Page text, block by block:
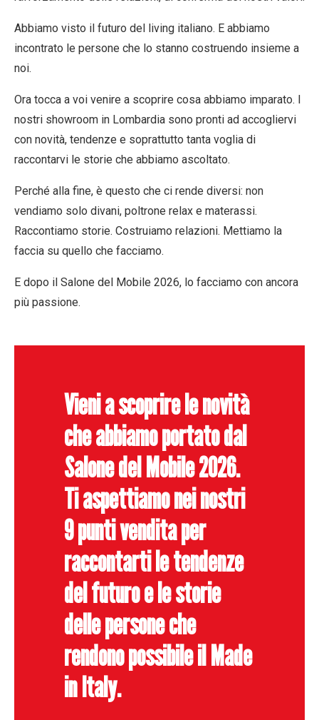
Abbiamo visto il futuro del living italiano. E abbiamo
incontrato le persone che lo stanno costruendo insieme a
noi.
Ora tocca a voi venire a scoprire cosa abbiamo imparato. I
nostri showroom in Lombardia sono pronti ad accogliervi
con novità, tendenze e soprattutto tanta voglia di
raccontarvi le storie che abbiamo ascoltato.
Perché alla fine, è questo che ci rende diversi: non
vendiamo solo divani, poltrone relax e materassi.
Raccontiamo storie. Costruiamo relazioni. Mettiamo la
faccia su quello che facciamo.
E dopo il Salone del Mobile 2026, lo facciamo con ancora
più passione.
Vieni a scoprire le novità
che abbiamo portato dal
Salone del Mobile 2026.
Ti aspettiamo nei nostri
9 punti vendita per
raccontarti le tendenze
del futuro e le storie
delle persone che
rendono possibile il Made
in Italy.